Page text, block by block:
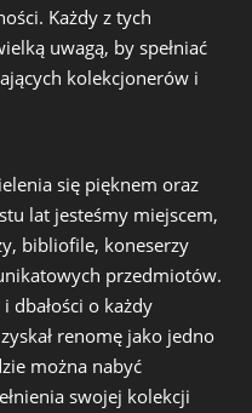
Każdy z tych
uwagą, by spełniać
kolekcjonerów i
się pięknem oraz
lat jesteśmy miejscem,
bibliofile, koneserzy
przedmiotów.
dbałości o każdy
renomę jako jedno
można nabyć
swojej kolekcji